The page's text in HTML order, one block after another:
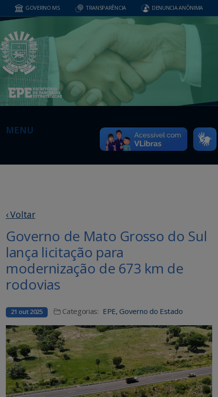
GOVERNO MS TRANSPARÊNCIA DENUNCIA ANÔNIMA
MENU
‹ Voltar
Governo de Mato Grosso do Sul
lança licitação para
modernização de 673 km de
rodovias
21 out 2025 Categorias: EPE, Governo do Estado